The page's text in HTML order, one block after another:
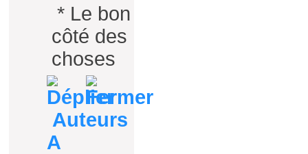
* Le bon
côté des
choses
Auteurs
A